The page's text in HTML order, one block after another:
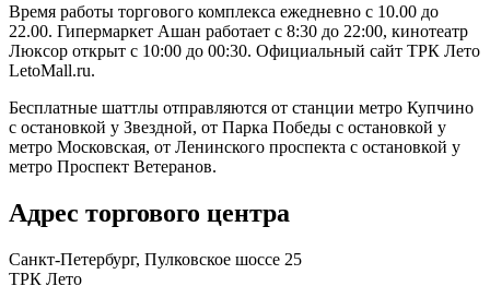
Время работы торгового комплекса ежедневно с 10.00 до
22.00. Гипермаркет Ашан работает с 8:30 до 22:00, кинотеатр
Люксор открыт с 10:00 до 00:30. Официальный сайт ТРК Лето
LetoMall.ru.
Бесплатные шаттлы отправляются от станции метро Купчино
с остановкой у Звездной, от Парка Победы с остановкой у
метро Московская, от Ленинского проспекта с остановкой у
метро Проспект Ветеранов.
Адрес торгового центра
Санкт-Петербург, Пулковское шоссе 25
ТРК Лето